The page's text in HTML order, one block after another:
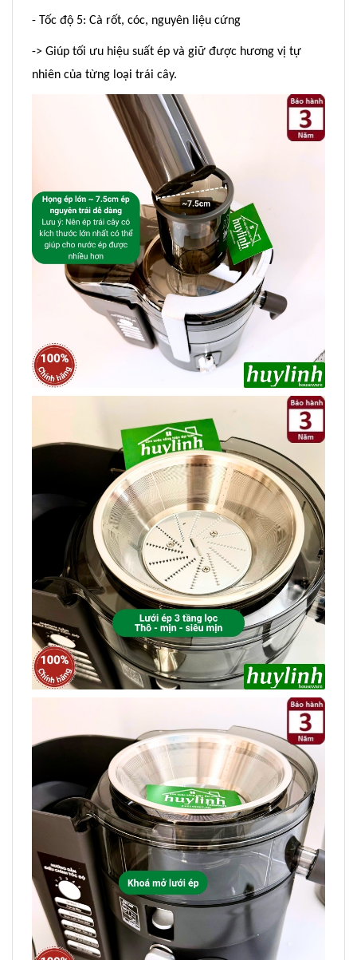
- Tốc độ 5: Cà rốt, cóc, nguyên liệu cứng
-> Giúp tối ưu hiệu suất ép và giữ được hương vị tự
nhiên của từng loại trái cây.